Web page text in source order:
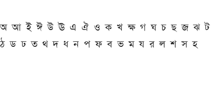
অ আ ই ঈ উ ঊ এ ঐ ও ক খ ক্ষ গ ঘ চ ছ জ ঝ ট
ঠ ড ঢ ত থ দ ধ ন প ফ ব ভ ম য র ল শ স হ